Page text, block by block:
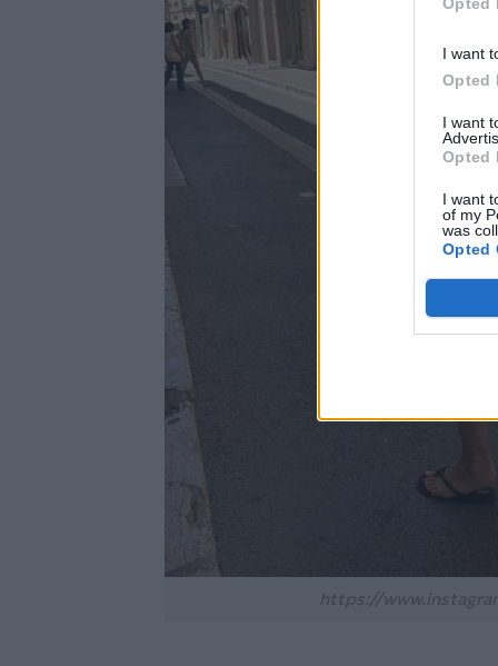
I want
Opted
I want
Opted
I want
of my
was
Opted